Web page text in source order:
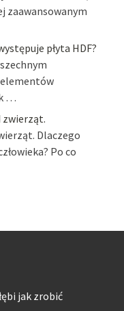
zaawansowanym
płyta HDF?
…
zwierząt.
Dlaczego
Po co
jak zrobić